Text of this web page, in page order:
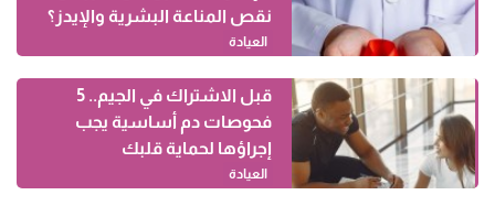
نقص المناعة البشرية والإيدز؟
العيادة
قبل الاشتراك في الجيم.. 5
فحوصات دم أساسية يجب
إجراؤها لحماية قلبك
العيادة